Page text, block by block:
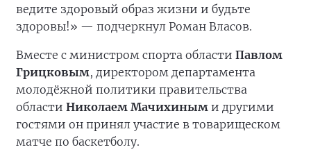
ведите здоровый образ жизни и будьте
здоровы!» — подчеркнул Роман Власов.
Вместе с министром спорта области Павлом
Грицковым, директором департамента
молодёжной политики правительства
области Николаем Мачихиным и другими
гостями он принял участие в товарищеском
матче по баскетболу.